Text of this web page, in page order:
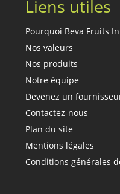
Liens utiles
Pourquoi Beva Fruits
Nos valeurs
Nos produits
Notre équipe
Devenez un
Contactez-nous
Plan du site
Mentions légales
Conditions générales